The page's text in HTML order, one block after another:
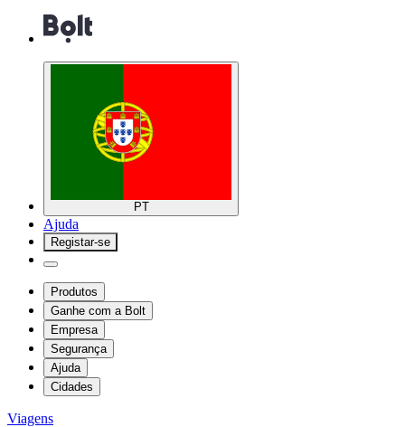
PT
Ajuda
Registar-se
Produtos
Ganhe com a Bolt
Empresa
Segurança
Ajuda
Cidades
Viagens